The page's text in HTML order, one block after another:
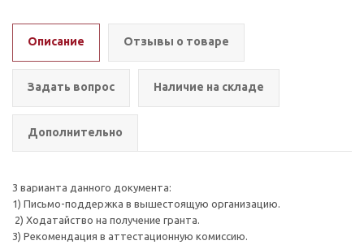
Описание Отзывы о товаре
Задать вопрос Наличие на складе
Дополнительно
3 варианта данного документа:
1) Письмо-поддержка в вышестоящую организацию.
2) Ходатайство на получение гранта.
3) Рекомендация в аттестационную комиссию.